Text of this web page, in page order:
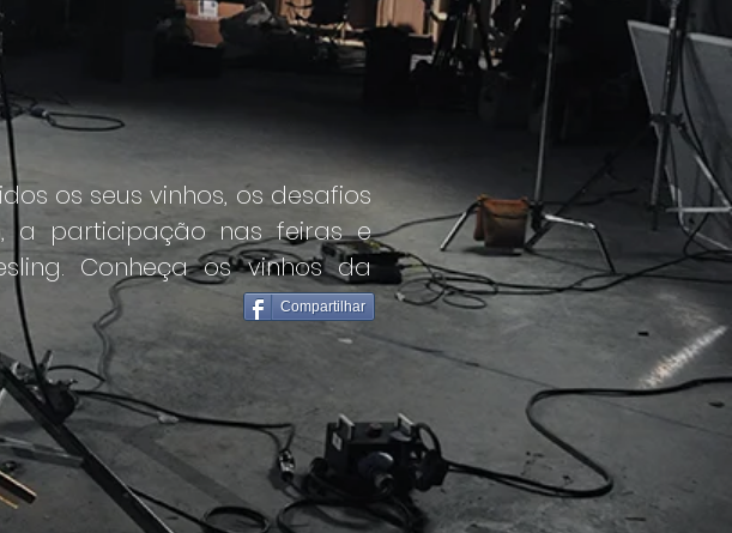
os seus vinhos, os desafios
a participação nas feiras e
Conheça os vinhos da
Compartilhar